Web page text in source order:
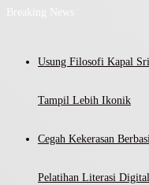
Breaking News
Usung Filosofi Kapal
Tampil Lebih Ikonik
Cegah Kekerasan
Pelatihan Literasi Digital